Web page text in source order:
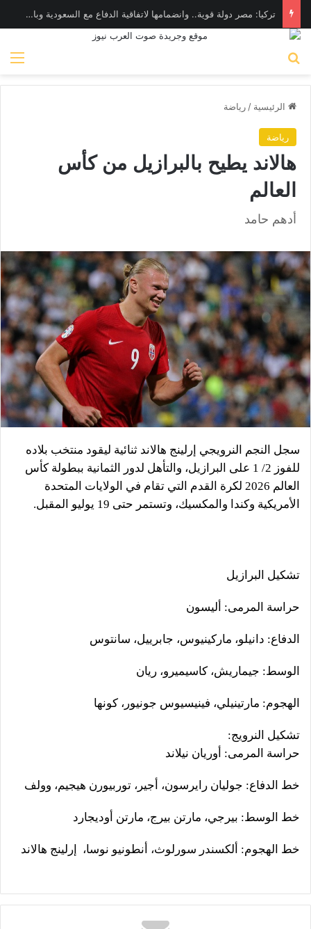
تركيا: مصر دولة قوية.. وانضمامها لاتفاقية الدفاع مع السعودية وباكستان ممكن مستقبلًا
الرئيسية / رياضة
رياضة
هالاند يطيح بالبرازيل من كأس
العالم
أدهم حامد
سجل النجم النرويجي إرلينج هالاند ثنائية ليقود منتخب بلاده
للفوز 2/ 1 على البرازيل، والتأهل لدور الثمانية ببطولة كأس
العالم 2026 لكرة القدم التي تقام في الولايات المتحدة
الأمريكية وكندا والمكسيك، وتستمر حتى 19 يوليو المقبل.
تشكيل البرازيل
حراسة المرمى: أليسون
الدفاع: دانيلو، ماركينيوس، جابرييل، سانتوس
الوسط: جيماريش، كاسيميرو، ريان
الهجوم: مارتينيلي، فينيسيوس جونيور، كونها
تشكيل النرويج:
حراسة المرمى: أوريان نيلاند
خط الدفاع: جوليان رايرسون، أجير، توربيورن هيجيم، وولف
خط الوسط: بيرجي، مارتن بيرج، مارتن أوديجارد
خط الهجوم: ألكسندر سورلوث، أنطونيو نوسا، إرلينج هالاند